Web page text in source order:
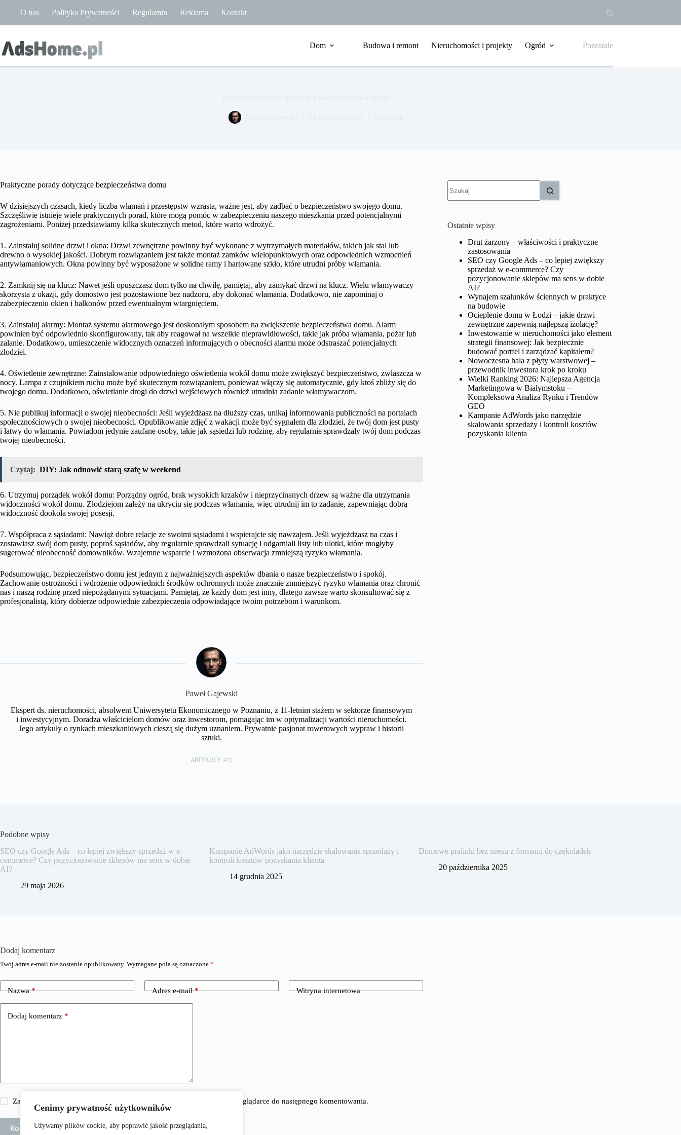
Cenimy prywatność użytkowników
Używamy plików cookie, aby poprawić jakość przeglądania,
O nas Polityka Prywatności Regulamin Reklama Kontakt
Dom Budowa i remont Nieruchomości i projekty Ogród Pozostałe
Praktyczne porady dotyczące bezpieczeństwa domu
W dzisiejszych czasach, kiedy liczba włamań i przestępstw wzrasta, ważne jest, aby zadbać o bezpieczeństwo swojego domu.
Szczęśliwie istnieje wiele praktycznych porad, które mogą pomóc w zabezpieczeniu naszego mieszkania przed potencjalnymi
zagrożeniami. Poniżej przedstawiamy kilka skutecznych metod, które warto wdrożyć.
1. Zainstaluj solidne drzwi i okna: Drzwi zewnętrzne powinny być wykonane z wytrzymałych materiałów, takich jak stal lub
drewno o wysokiej jakości. Dobrym rozwiązaniem jest także montaż zamków wielopunktowych oraz odpowiednich wzmocnień
antywłamaniowych. Okna powinny być wyposażone w solidne ramy i hartowane szkło, które utrudni próby włamania.
2. Zamknij się na klucz: Nawet jeśli opuszczasz dom tylko na chwilę, pamiętaj, aby zamykać drzwi na klucz. Wielu włamywaczy
skorzysta z okazji, gdy domostwo jest pozostawione bez nadzoru, aby dokonać włamania. Dodatkowo, nie zapominaj o
zabezpieczeniu okien i balkonów przed ewentualnym wtargnięciem.
3. Zainstaluj alarmy: Montaż systemu alarmowego jest doskonałym sposobem na zwiększenie bezpieczeństwa domu. Alarm
powinien być odpowiednio skonfigurowany, tak aby reagował na wszelkie nieprawidłowości, takie jak próba włamania, pożar lub
zalanie. Dodatkowo, umieszczenie widocznych oznaczeń informujących o obecności alarmu może odstraszać potencjalnych
złodziei.
4. Oświetlenie zewnętrzne: Zainstalowanie odpowiedniego oświetlenia wokół domu może zwiększyć bezpieczeństwo, zwłaszcza w
nocy. Lampa z czujnikiem ruchu może być skutecznym rozwiązaniem, ponieważ włączy się automatycznie, gdy ktoś zbliży się do
twojego domu. Dodatkowo, oświetlanie drogi do drzwi wejściowych również utrudnia zadanie włamywaczom.
5. Nie publikuj informacji o swojej nieobecności: Jeśli wyjeżdżasz na dłuższy czas, unikaj informowania publiczności na portalach
społecznościowych o swojej nieobecności. Opublikowanie zdjęć z wakacji może być sygnałem dla złodziei, że twój dom jest pusty
i łatwy do włamania. Powiadom jedynie zaufane osoby, takie jak sąsiedzi lub rodzinę, aby regularnie sprawdzały twój dom podczas
twojej nieobecności.
Czytaj: DIY: Jak odnowić starą szafę w weekend
6. Utrzymuj porządek wokół domu: Porządny ogród, brak wysokich krzaków i nieprzycinanych drzew są ważne dla utrzymania
widoczności wokół domu. Złodziejom zależy na ukryciu się podczas włamania, więc utrudnij im to zadanie, zapewniając dobrą
widoczność dookoła swojej posesji.
7. Współpraca z sąsiadami: Nawiąż dobre relacje ze swoimi sąsiadami i wspierajcie się nawzajem. Jeśli wyjeżdżasz na czas i
zostawiasz swój dom pusty, poproś sąsiadów, aby regularnie sprawdzali sytuację i odgarniali listy lub ulotki, które mogłyby
sugerować nieobecność domowników. Wzajemne wsparcie i wzmożona obserwacja zmniejszą ryzyko włamania.
Podsumowując, bezpieczeństwo domu jest jednym z najważniejszych aspektów dbania o nasze bezpieczeństwo i spokój.
Zachowanie ostrożności i wdrożenie odpowiednich środków ochronnych może znacznie zmniejszyć ryzyko włamania oraz chronić
nas i naszą rodzinę przed niepożądanymi sytuacjami. Pamiętaj, że każdy dom jest inny, dlatego zawsze warto skonsultować się z
profesjonalistą, który dobierze odpowiednie zabezpieczenia odpowiadające twoim potrzebom i warunkom.
Paweł Gajewski
Ekspert ds. nieruchomości, absolwent Uniwersytetu Ekonomicznego w Poznaniu, z 11-letnim stażem w sektorze finansowym
i inwestycyjnym. Doradza właścicielom domów oraz inwestorom, pomagając im w optymalizacji wartości nieruchomości.
Jego artykuły o rynkach mieszkaniowych cieszą się dużym uznaniem. Prywatnie pasjonat rowerowych wypraw i historii
sztuki.
ARTYKUŁY: 411
wyników
Ostatnie wpisy
Drut żarzony – właściwości i praktyczne
zastosowania
SEO czy Google Ads – co lepiej zwiększy
sprzedaż w e-commerce? Czy
pozycjonowanie sklepów ma sens w dobie
AI?
Wynajem szalunków ściennych w praktyce
na budowie
Ocieplenie domu w Łodzi – jakie drzwi
zewnętrzne zapewnią najlepszą izolację?
Inwestowanie w nieruchomości jako element
strategii finansowej: Jak bezpiecznie
budować portfel i zarządzać kapitałem?
Nowoczesna hala z płyty warstwowej –
przewodnik inwestora krok po kroku
Wielki Ranking 2026: Najlepsza Agencja
Marketingowa w Białymstoku –
Kompleksowa Analiza Rynku i Trendów
GEO
Kampanie AdWords jako narzędzie
skalowania sprzedaży i kontroli kosztów
pozyskania klienta
Podobne wpisy
SEO czy Google Ads – co lepiej zwiększy sprzedaż w e-
commerce? Czy pozycjonowanie sklepów ma sens w dobie
AI?
29 maja 2026
Kampanie AdWords jako narzędzie skalowania sprzedaży i
kontroli kosztów pozyskania klienta
14 grudnia 2025
Domowe pralinki bez stresu z formami do czekoladek
20 października 2025
Dodaj komentarz
Twój adres e-mail nie zostanie opublikowany. Wymagane pola są oznaczone *
Nazwa* Adres e-mail* Witryna internetowa
Dodaj komentarz *
Zapisz moje imię i nazwisko, adres e-mail i stronę internetową w tej przeglądarce do następnego komentowania.
Komentarz wpisu